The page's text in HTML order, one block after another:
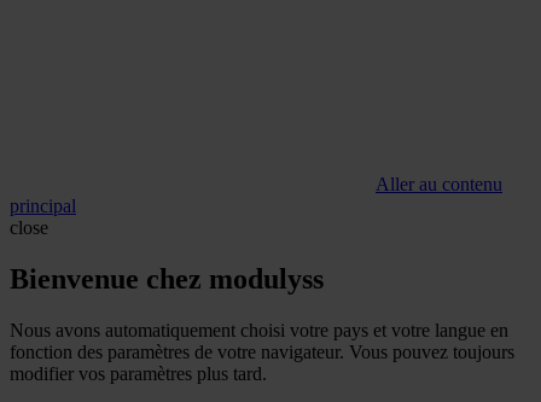
Aller au contenu
principal
close
Bienvenue chez modulyss
Nous avons automatiquement choisi votre pays et votre langue en
fonction des paramètres de votre navigateur. Vous pouvez toujours
modifier vos paramètres plus tard.